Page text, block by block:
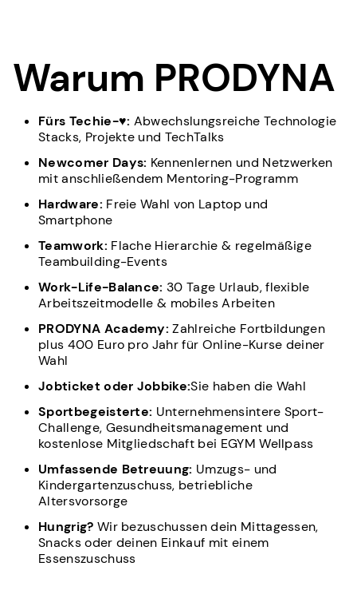
Warum PRODYNA
Fürs Techie-♥: Abwechslungsreiche Technologie
Stacks, Projekte und TechTalks
Newcomer Days: Kennenlernen und Netzwerken
mit anschließendem Mentoring-Programm
Hardware: Freie Wahl von Laptop und
Smartphone
Teamwork: Flache Hierarchie & regelmäßige
Teambuilding-Events
Work-Life-Balance: 30 Tage Urlaub, flexible
Arbeitszeitmodelle & mobiles Arbeiten
PRODYNA Academy: Zahlreiche Fortbildungen
plus 400 Euro pro Jahr für Online-Kurse deiner
Wahl
Jobticket oder Jobbike:Sie haben die Wahl
Sportbegeisterte: Unternehmensintere Sport-
Challenge, Gesundheitsmanagement und
kostenlose Mitgliedschaft bei EGYM Wellpass
Umfassende Betreuung: Umzugs- und
Kindergartenzuschuss, betriebliche
Altersvorsorge
Hungrig? Wir bezuschussen dein Mittagessen,
Snacks oder deinen Einkauf mit einem
Essenszuschuss